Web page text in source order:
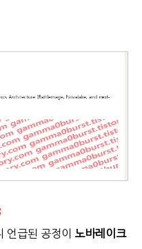
언급된 공정이 노바레이크